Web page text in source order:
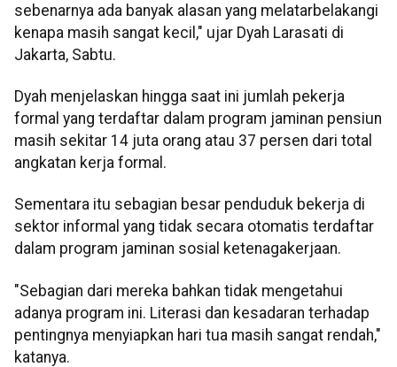
sebenarnya ada banyak alasan yang melatarbelakangi
kenapa masih sangat kecil," ujar Dyah Larasati di
Jakarta, Sabtu.
Dyah menjelaskan hingga saat ini jumlah pekerja
formal yang terdaftar dalam program jaminan pensiun
masih sekitar 14 juta orang atau 37 persen dari total
angkatan kerja formal.
Sementara itu sebagian besar penduduk bekerja di
sektor informal yang tidak secara otomatis terdaftar
dalam program jaminan sosial ketenagakerjaan.
"Sebagian dari mereka bahkan tidak mengetahui
adanya program ini. Literasi dan kesadaran terhadap
pentingnya menyiapkan hari tua masih sangat rendah,"
katanya.